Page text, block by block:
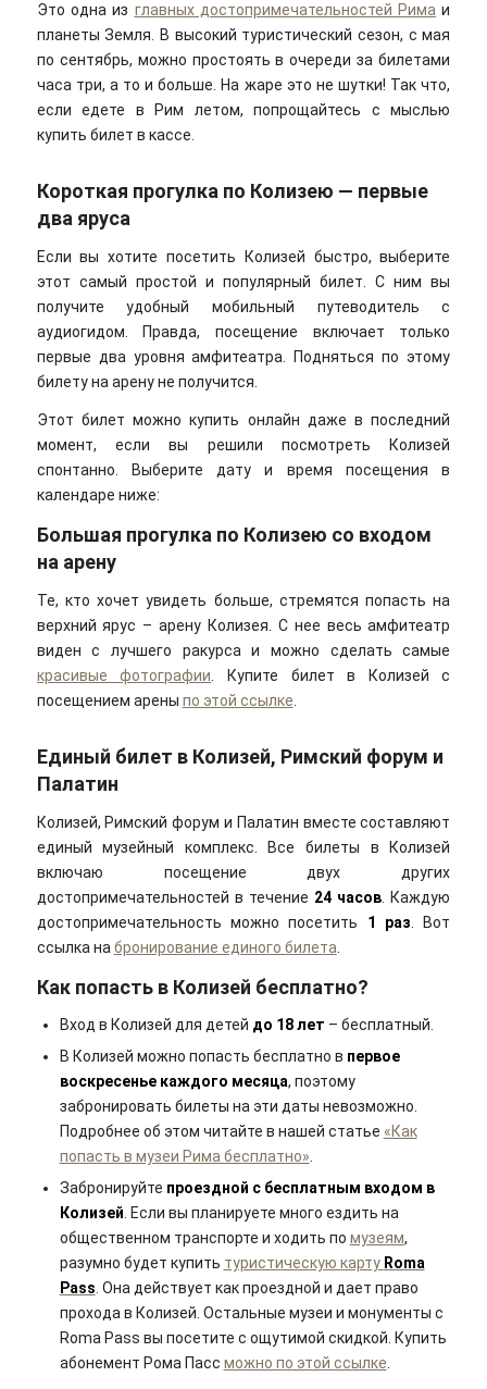
Это одна из главных достопримечательностей Рима и
планеты Земля. В высокий туристический сезон, с мая
по сентябрь, можно простоять в очереди за билетами
часа три, а то и больше. На жаре это не шутки! Так что,
если едете в Рим летом, попрощайтесь с мыслью
купить билет в кассе.
Короткая прогулка по Колизею — первые
два яруса
Если вы хотите посетить Колизей быстро, выберите
этот самый простой и популярный билет. С ним вы
получите удобный мобильный путеводитель с
аудиогидом. Правда, посещение включает только
первые два уровня амфитеатра. Подняться по этому
билету на арену не получится.
Этот билет можно купить онлайн даже в последний
момент, если вы решили посмотреть Колизей
спонтанно. Выберите дату и время посещения в
календаре ниже:
Большая прогулка по Колизею со входом
на арену
Те, кто хочет увидеть больше, стремятся попасть на
верхний ярус – арену Колизея. С нее весь амфитеатр
виден с лучшего ракурса и можно сделать самые
красивые фотографии . Купите билет в Колизей с
посещением арены по этой ссылке
Единый билет в Колизей, Римский форум и
Палатин
Колизей, Римский форум и Палатин вместе составляют
единый музейный комплекс. Все билеты в Колизей
включаю посещение двух других
достопримечательностей в течение 24 часов . Каждую
достопримечательность можно посетить 1 раз . Вот
ссылка на бронирование единого билета
Как попасть в Колизей бесплатно?
Вход в Колизей для детей до 18 лет – бесплатный.
В Колизей можно попасть бесплатно в первое
воскресенье каждого месяца, поэтому
забронировать билеты на эти даты невозможно.
Подробнее об этом читайте в нашей статье «Как
попасть в музеи Рима бесплатно»
Забронируйте проездной с бесплатным входом в
Колизей . Если вы планируете много ездить на
общественном транспорте и ходить по музеям,
разумно будет купить туристическую карту Roma
Pass . Она действует как проездной и дает право
прохода в Колизей. Остальные музеи и монументы с
Roma Pass вы посетите с ощутимой скидкой. Купить
абонемент Рома Пасс можно по этой ссылке